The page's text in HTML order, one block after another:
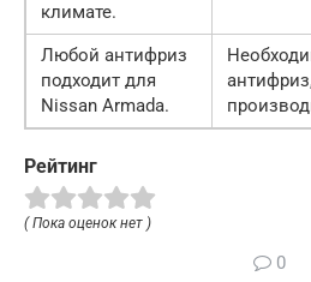
климате.
Любой антифриз
подходит для
Nissan Armada.
Рейтинг
( Пока оценок нет )
0